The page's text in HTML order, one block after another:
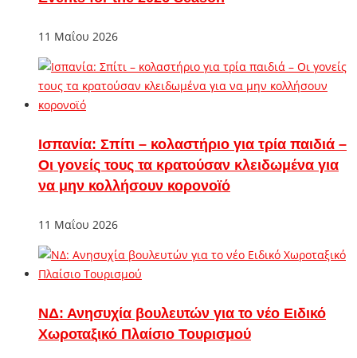
11 Μαΐου 2026
Ισπανία: Σπίτι – κολαστήριο για τρία παιδιά –
Οι γονείς τους τα κρατούσαν κλειδωμένα για
να μην κολλήσουν κορονοϊό
11 Μαΐου 2026
ΝΔ: Ανησυχία βουλευτών για το νέο Ειδικό
Χωροταξικό Πλαίσιο Τουρισμού